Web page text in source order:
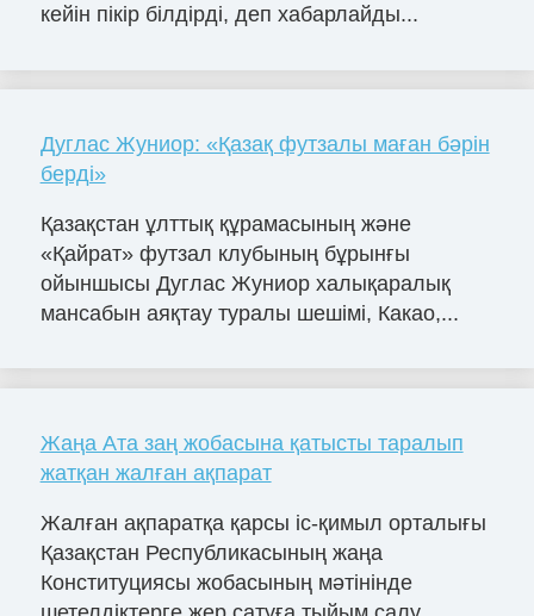
кейін пікір білдірді, деп хабарлайды...
Дуглас Жуниор: «Қазақ футзалы маған бәрін
берді»
Қазақстан ұлттық құрамасының және
«Қайрат» футзал клубының бұрынғы
ойыншысы Дуглас Жуниор халықаралық
мансабын аяқтау туралы шешімі, Какао,...
Жаңа Ата заң жобасына қатысты таралып
жатқан жалған ақпарат
Жалған ақпаратқа қарсы іс-қимыл орталығы
Қазақстан Республикасының жаңа
Конституциясы жобасының мәтінінде